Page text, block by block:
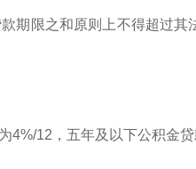
期限之和原则上不得超过
12，五年及以下公积金